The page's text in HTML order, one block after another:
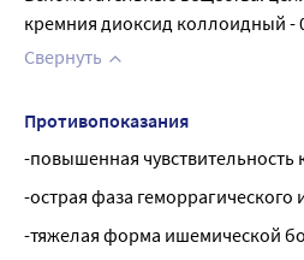
кремния диоксид коллоидный -
Свернуть
Противопоказания
-повышенная
-острая фаза геморрагического
-тяжелая форма ишемической